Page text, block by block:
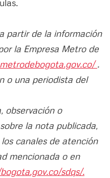
partir de la información
la Empresa Metro de
.
o una periodista del
observación o
la nota publicada,
canales de atención
mencionada o en
sdqs/.